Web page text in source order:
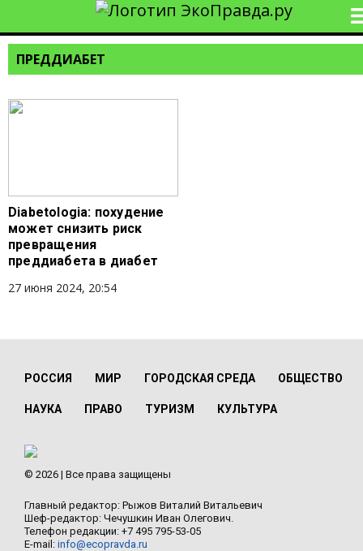
ПРЕДДИАБЕТ
Diabetologia: похудение
может снизить риск
превращения
преддиабета в диабет
27 июня 2024, 20:54
РОССИЯ МИР ГОРОДСКАЯ СРЕДА ОБЩЕСТВО
НАУКА ПРАВО ТУРИЗМ КУЛЬТУРА
© 2026 | Все права защищены
Главный редактор: Рыжов Виталий Витальевич
Шеф-редактор: Чечушкин Иван Олегович.
Телефон редакции: +7 495 795-53-05
E-mail: info@ecopravda.ru